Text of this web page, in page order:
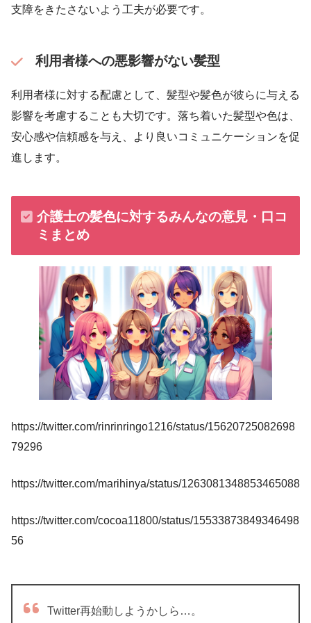
支障をきたさないよう工夫が必要です。
利用者様への悪影響がない髪型
利用者様に対する配慮として、髪型や髪色が彼らに与える
影響を考慮することも大切です。落ち着いた髪型や色は、
安心感や信頼感を与え、より良いコミュニケーションを促
進します。
介護士の髪色に対するみんなの意見・口コ
ミまとめ
https://twitter.com/rinrinringo1216/status/15620725082698
79296
https://twitter.com/marihinya/status/1263081348853465088
https://twitter.com/cocoa11800/status/15533873849346498
56
Twitter再始動しようかしら…。